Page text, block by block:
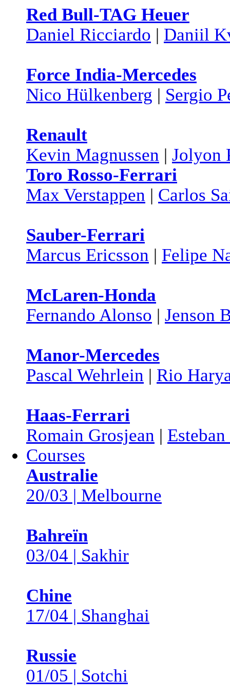
Red Bull-TAG Heuer
Daniel Ricciardo | Daniil
Force India-Mercedes
Nico Hülkenberg | Sergio
Renault
Kevin Magnussen | Jolyon
Toro Rosso-Ferrari
Max Verstappen | Carlos
Sauber-Ferrari
Marcus Ericsson | Felipe
McLaren-Honda
Fernando Alonso | Jenson
Manor-Mercedes
Pascal Wehrlein | Rio
Haas-Ferrari
Romain Grosjean |
Courses
Australie
20/03 | Melbourne
Bahreïn
03/04 | Sakhir
Chine
17/04 | Shanghai
Russie
01/05 | Sotchi